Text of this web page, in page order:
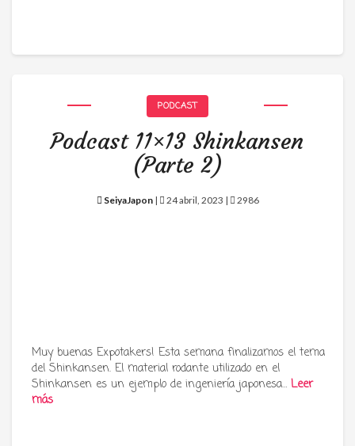
PODCAST
Podcast 11×13 Shinkansen
(Parte 2)
SeiyaJapon| 24 abril, 2023 | 2986
Muy buenas Expotakers! Esta semana finalizamos el tema
del Shinkansen. El material rodante utilizado en el
Shinkansen es un ejemplo de ingeniería japonesa… Leer
más